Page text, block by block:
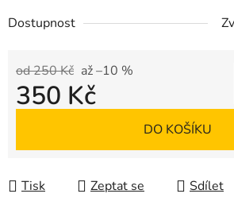
Dostupnost
od 250 Kč až –10 %
350 Kč
DO KOŠÍKU
Tisk Zeptat se Sdílet